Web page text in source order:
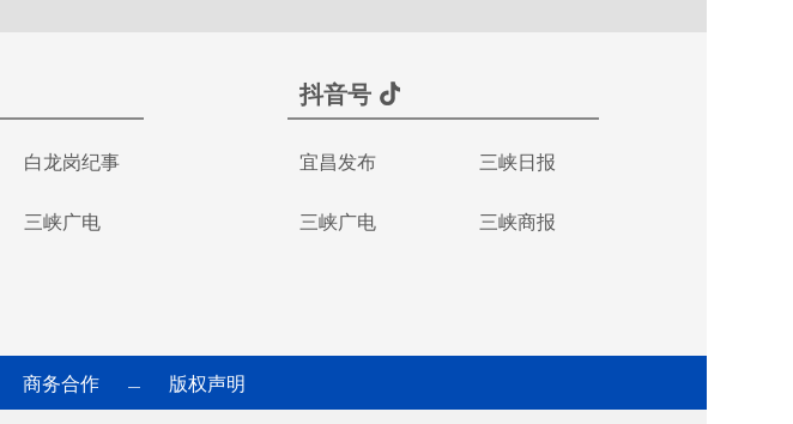
白龙岗纪事
三峡广电
抖音号
宜昌发布 三峡日报
三峡广电 三峡商报
商务合作 — 版权声明